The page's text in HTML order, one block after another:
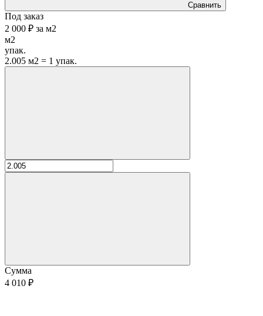
Сравнить
Под заказ
2 000 ₽ за м2
м2
упак.
2.005 м2 = 1 упак.
Сумма
4 010 ₽